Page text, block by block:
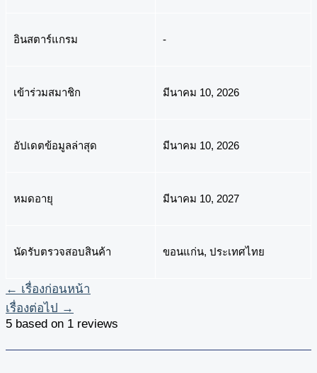
อินสตาร์แกรม -
เข้าร่วมสมาชิก มีนาคม 10, 2026
อัปเดตข้อมูลล่าสุด มีนาคม 10, 2026
หมดอายุ มีนาคม 10, 2027
นัดรับตรวจสอบสินค้า ขอนแก่น, ประเทศไทย
← เรื่องก่อนหน้า
เรื่องต่อไป →
5 based on 1 reviews